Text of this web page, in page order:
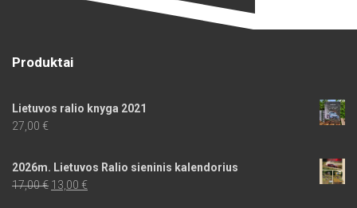
Produktai
Lietuvos ralio knyga 2021
27,00 €
2026m. Lietuvos Ralio sieninis kalendorius
17,00€ Original
13,00 €Current